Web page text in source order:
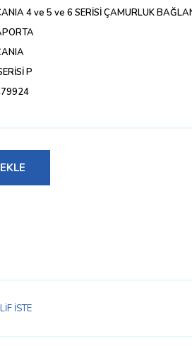
4 ve 5 ve 6 SERİSİ ÇAMURLUK
P
İSTE